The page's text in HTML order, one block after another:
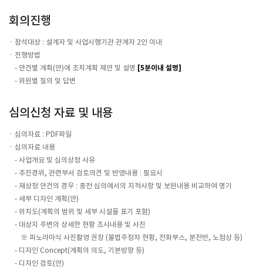
회의진행
참석대상 : 설계자 및 사업시행기관 관계자 2인 이내
진행방법
- 안건별 계획(안)에 조치계획 제안 및 설명 [5분이내 설명]
- 위원별 질의 및 답변
심의신청 자료 및 내용
심의자료 : PDF파일
심의자료 내용
- 사업개요 및 심의상정 사유
- 추진경위, 관련부서 검토의견 및 반영내용 : 필요시
- 재상정 안건의 경우 : 종전 심의에서의 지적사항 및 보완내용 비교하여 명기
- 세부 디자인 계획(안)
- 위치도(계획의 범위 및 세부 시설물 표기 포함)
- 대상지 주변의 상세한 현황 조사내용 및 사진
※ 파노라마식 사진촬영 권장 (불법주정차 현황, 전화부스, 분전반, 노점상 등)
- 디자인 Concept(계획의 의도, 기본방향 등)
- 디자인 검토(안)